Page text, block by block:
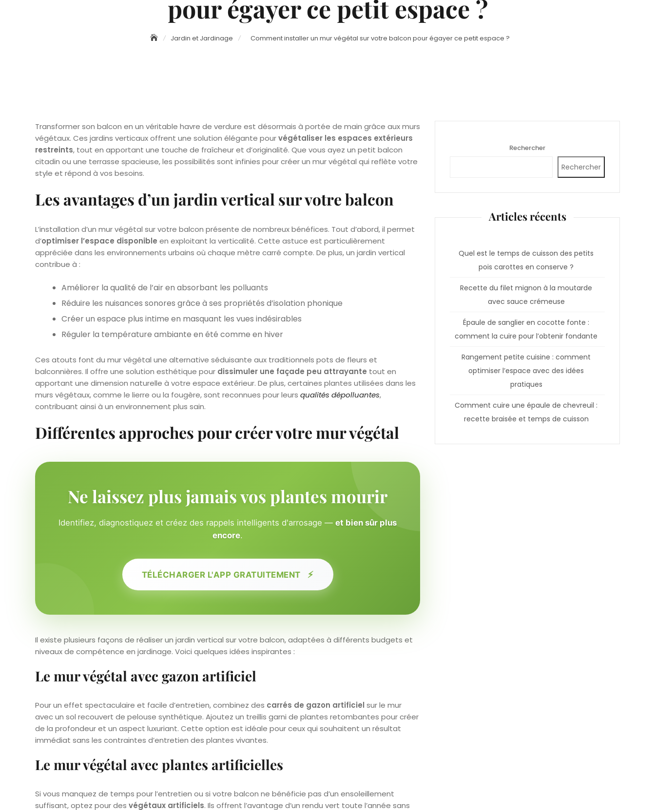
pour égayer ce petit espace ?
Jardin et Jardinage Comment installer un mur végétal sur votre balcon pour égayer ce petit espace ?
Transformer son balcon en un véritable havre de verdure est désormais à portée de main grâce aux murs
végétaux. Ces jardins verticaux offrent une solution élégante pourvégétaliser les espaces extérieurs
restreints, tout en apportant une touche de fraîcheur et d’originalité. Que vous ayez un petit balcon
citadin ou une terrasse spacieuse, les possibilités sont infinies pour créer un mur végétal qui reflète votre
style et répond à vos besoins.
Les avantages d’un jardin vertical sur votre balcon
L’installation d’un mur végétal sur votre balcon présente de nombreux bénéfices. Tout d’abord, il permet
d’optimiser l’espace disponible en exploitant la verticalité. Cette astuce est particulièrement
appréciée dans les environnements urbains où chaque mètre carré compte. De plus, un jardin vertical
contribue à :
Améliorer la qualité de l’air en absorbant les polluants
Réduire les nuisances sonores grâce à ses propriétés d’isolation phonique
Créer un espace plus intime en masquant les vues indésirables
Réguler la température ambiante en été comme en hiver
Ces atouts font du mur végétal une alternative séduisante aux traditionnels pots de fleurs et
balconnières. Il offre une solution esthétique pour dissimuler une façade peu attrayante tout en
apportant une dimension naturelle à votre espace extérieur. De plus, certaines plantes utilisées dans les
murs végétaux, comme le lierre ou la fougère, sont reconnues pour leurs qualités dépolluantes,
contribuant ainsi à un environnement plus sain.
Différentes approches pour créer votre mur végétal
Ne laissez plus jamais vos plantes mourir
Identifiez, diagnostiquez et créez des rappels intelligents d'arrosage — et bien sûr plus
encore.
TÉLÉCHARGER L'APP GRATUITEMENT ⚡
Il existe plusieurs façons de réaliser un jardin vertical sur votre balcon, adaptées à différents budgets et
niveaux de compétence en jardinage. Voici quelques idées inspirantes :
Le mur végétal avec gazon artificiel
Pour un effet spectaculaire et facile d’entretien, combinez des carrés de gazon artificiel sur le mur
avec un sol recouvert de pelouse synthétique. Ajoutez un treillis garni de plantes retombantes pour créer
de la profondeur et un aspect luxuriant. Cette option est idéale pour ceux qui souhaitent un résultat
immédiat sans les contraintes d’entretien des plantes vivantes.
Le mur végétal avec plantes artificielles
Si vous manquez de temps pour l’entretien ou si votre balcon ne bénéficie pas d’un ensoleillement
suffisant, optez pour des végétaux artificiels. Ils offrent l’avantage d’un rendu vert toute l’année sans
Rechercher
Rechercher
Articles récents
Quel est le temps de cuisson des petits
pois carottes en conserve ?
Recette du filet mignon à la moutarde
avec sauce crémeuse
Épaule de sanglier en cocotte fonte :
comment la cuire pour l’obtenir fondante
Rangement petite cuisine : comment
optimiser l’espace avec des idées
pratiques
Comment cuire une épaule de chevreuil :
recette braisée et temps de cuisson